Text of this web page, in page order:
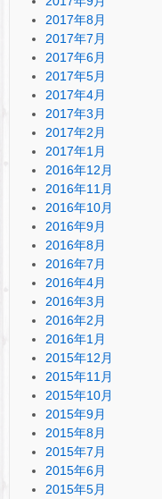
2017年8月
2017年7月
2017年6月
2017年5月
2017年4月
2017年3月
2017年2月
2017年1月
2016年12月
2016年11月
2016年10月
2016年9月
2016年8月
2016年7月
2016年4月
2016年3月
2016年2月
2016年1月
2015年12月
2015年11月
2015年10月
2015年9月
2015年8月
2015年7月
2015年6月
2015年5月